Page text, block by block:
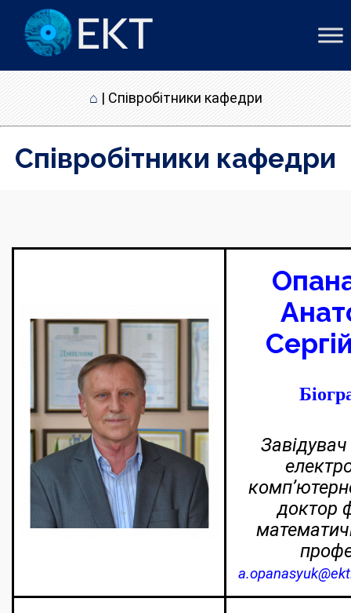
⌂ | Співробітники кафедри
Співробітники кафедри
З
доктор